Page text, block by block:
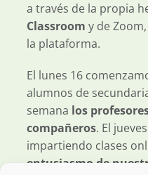
a través de la propia
Classroom y de
la plataforma.
El lunes 16
alumnos de
semana los
compañeros. El
impartiendo clases
entusiasmo de